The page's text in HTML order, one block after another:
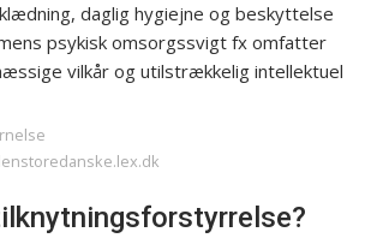
daglig hygiejne og beskyttelse
psykisk omsorgssvigt fx omfatter
vilkår og utilstrækkelig intellektuel